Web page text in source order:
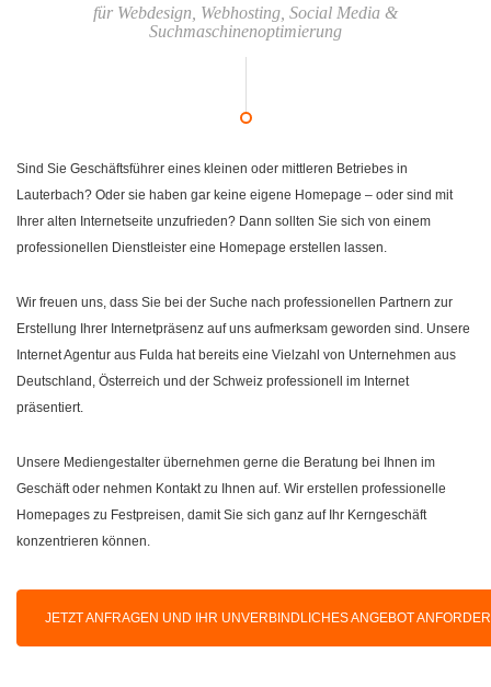
für Webdesign, Webhosting, Social Media &
Suchmaschinenoptimierung
Sind Sie Geschäftsführer eines kleinen oder mittleren Betriebes in
Lauterbach? Oder sie haben gar keine eigene Homepage – oder sind mit
Ihrer alten Internetseite unzufrieden? Dann sollten Sie sich von einem
professionellen Dienstleister eine Homepage erstellen lassen.
Wir freuen uns, dass Sie bei der Suche nach professionellen Partnern zur
Erstellung Ihrer Internetpräsenz auf uns aufmerksam geworden sind. Unsere
Internet Agentur aus Fulda hat bereits eine Vielzahl von Unternehmen aus
Deutschland, Österreich und der Schweiz professionell im Internet
präsentiert.
Unsere Mediengestalter übernehmen gerne die Beratung bei Ihnen im
Geschäft oder nehmen Kontakt zu Ihnen auf. Wir erstellen professionelle
Homepages zu Festpreisen, damit Sie sich ganz auf Ihr Kerngeschäft
konzentrieren können.
JETZT ANFRAGEN UND IHR UNVERBINDLICHES ANGEBOT